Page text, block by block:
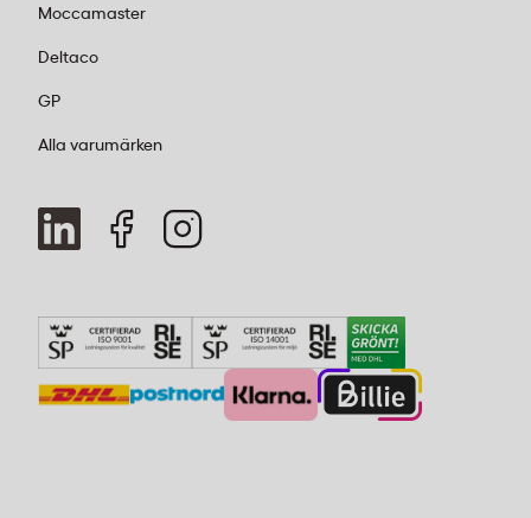
Moccamaster
Deltaco
GP
Alla varumärken